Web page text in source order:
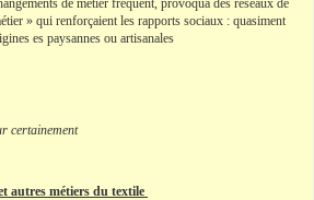
de métier fréquent, provoqua des réseaux de
» qui renforçaient les rapports sociaux : quasiment
es paysannes ou artisanales
certainement
autres métiers du textile